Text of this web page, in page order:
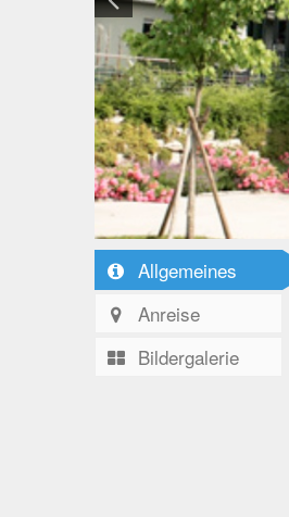
Allgemeines
Anreise
Bildergalerie